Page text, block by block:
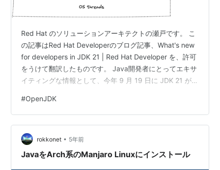
Red Hat のソリューションアーキテクトの瀬戸です。 こ
の記事はRed Hat Developerのブログ記事、What's new
for developers in JDK 21 | Red Hat Developer を、許可
をうけて翻訳したものです。 Java開発者にとってエキサ
イティングな情報として、今年 9 月 19 日に JDK 21 がリ
(Virtual Thread)、レコードパターン(Record Patterns)、
順序付コレクション(Sequenced Collections)など、Java
のエコシステムに利益をもた…
#OpenJDK
rokkonet • 5年前
JavaをArch系のManjaro Linuxにインストール